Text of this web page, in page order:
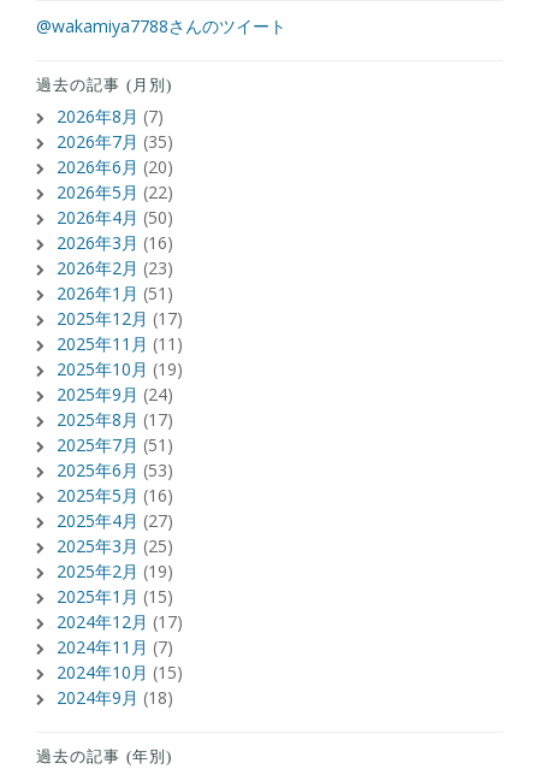
@wakamiya7788さんのツイート
過去の記事 (月別)
2026年8月 (7)
2026年7月 (35)
2026年6月 (20)
2026年5月 (22)
2026年4月 (50)
2026年3月 (16)
2026年2月 (23)
2026年1月 (51)
2025年12月 (17)
2025年11月 (11)
2025年10月 (19)
2025年9月 (24)
2025年8月 (17)
2025年7月 (51)
2025年6月 (53)
2025年5月 (16)
2025年4月 (27)
2025年3月 (25)
2025年2月 (19)
2025年1月 (15)
2024年12月 (17)
2024年11月 (7)
2024年10月 (15)
2024年9月 (18)
過去の記事 (年別)